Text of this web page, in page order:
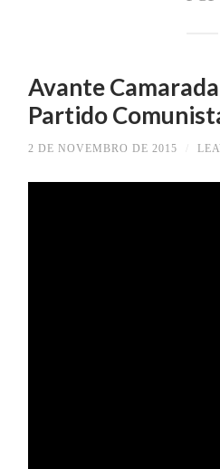
Avante
Partido
2 DE NOVEMBRO DE 2015